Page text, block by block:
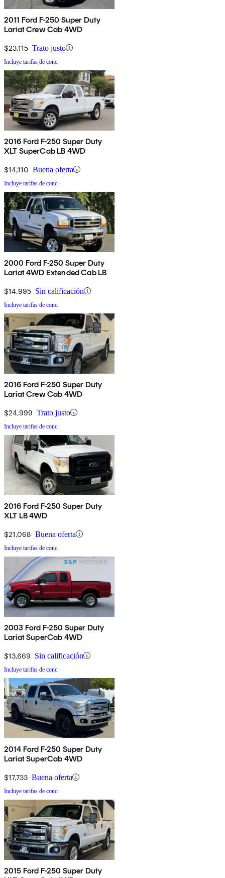
2011 Ford F-250 Super Duty
Lariat Crew Cab 4WD
$23,115 Trato justo
Incluye tarifas de conc.
2016 Ford F-250 Super Duty
XLT SuperCab LB 4WD
$14,110 Buena oferta
Incluye tarifas de conc.
2000 Ford F-250 Super Duty
Lariat 4WD Extended Cab LB
$14,995 Sin calificación
Incluye tarifas de conc.
2016 Ford F-250 Super Duty
Lariat Crew Cab 4WD
$24,999 Trato justo
Incluye tarifas de conc.
2016 Ford F-250 Super Duty
XLT LB 4WD
$21,068 Buena oferta
Incluye tarifas de conc.
2003 Ford F-250 Super Duty
Lariat SuperCab 4WD
$13,669 Sin calificación
Incluye tarifas de conc.
2014 Ford F-250 Super Duty
Lariat SuperCab 4WD
$17,733 Buena oferta
Incluye tarifas de conc.
2015 Ford F-250 Super Duty